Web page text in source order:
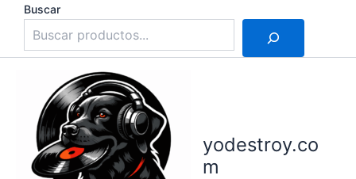
contenido
Buscar
yodestroy.co
m